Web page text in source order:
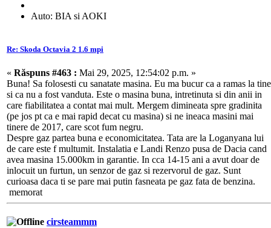
Auto: BIA si AOKI
Re: Skoda Octavia 2 1.6 mpi
« Răspuns #463 : Mai 29, 2025, 12:54:02 p.m. »
Buna! Sa folosesti cu sanatate masina. Eu ma bucur ca a ramas la tine
si ca nu a fost vanduta. Este o masina buna, intretinuta si din anii in
care fiabilitatea a contat mai mult. Mergem dimineata spre gradinita
(pe jos pt ca e mai rapid decat cu masina) si ne ineaca masini mai
tinere de 2017, care scot fum negru.
Despre gaz partea buna e economicitatea. Tata are la Loganyana lui
de care este f multumit. Instalatia e Landi Renzo pusa de Dacia cand
avea masina 15.000km in garantie. In cca 14-15 ani a avut doar de
inlocuit un furtun, un senzor de gaz si rezervorul de gaz. Sunt
curioasa daca ti se pare mai putin fasneata pe gaz fata de benzina.
memorat
cirsteammm